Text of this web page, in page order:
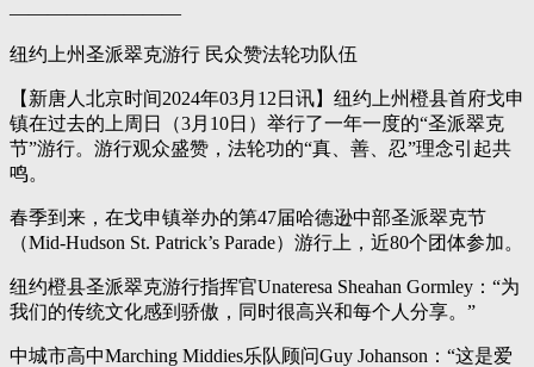
—————————
纽约上州圣派翠克游行 民众赞法轮功队伍
【新唐人北京时间2024年03月12日讯】纽约上州橙县首府戈申
镇在过去的上周日（3月10日）举行了一年一度的“圣派翠克
节”游行。游行观众盛赞，法轮功的“真、善、忍”理念引起共
鸣。
春季到来，在戈申镇举办的第47届哈德逊中部圣派翠克节
（Mid-Hudson St. Patrick’s Parade）游行上，近80个团体参加。
纽约橙县圣派翠克游行指挥官Unateresa Sheahan Gormley：“为
我们的传统文化感到骄傲，同时很高兴和每个人分享。”
中城市高中Marching Middies乐队顾问Guy Johanson：“这是爱